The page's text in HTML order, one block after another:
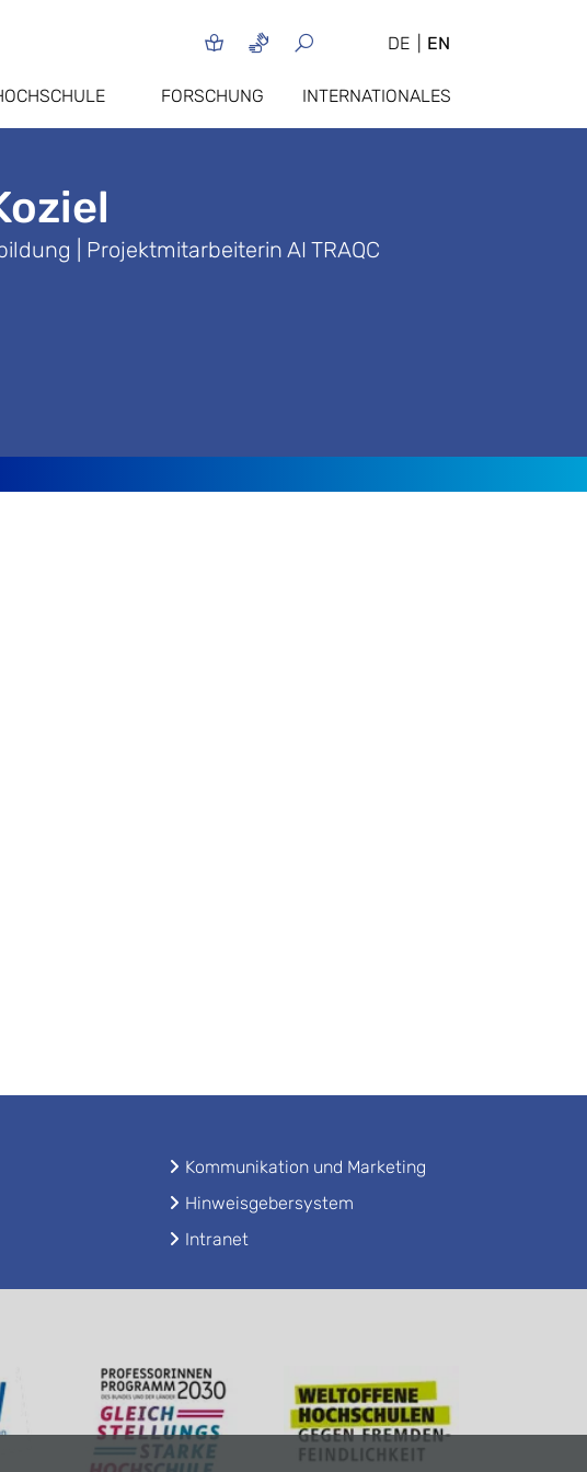
DE EN
FORSCHUNG INTERNATIONALES
| Projektmitarbeiterin AI TRAQC
Kommunikation und Marketing
Hinweisgebersystem
Intranet